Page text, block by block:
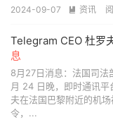
2024-09-07  资讯
Telegram CEO 杜罗
息
8月27日消息：法国司
月 24 日晚，即时通讯
夫在法国巴黎附近的机
令，...